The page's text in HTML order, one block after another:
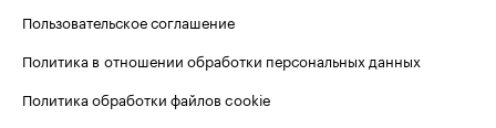
Пользовательское соглашение
Политика в отношении обработки персональных данных
Политика обработки файлов cookie